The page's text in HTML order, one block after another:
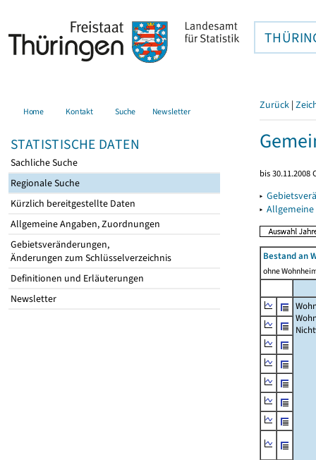
Home Kontakt Suche Newsletter
STATISTISCHE DATEN
Sachliche Suche
Regionale Suche
Kürzlich bereitgestellte Daten
Allgemeine Angaben, Zuordnungen
Gebietsveränderungen,
Änderungen zum Schlüsselverzeichnis
Definitionen und Erläuterungen
Newsletter
Zurück |
bis 30.11.2008
▸
▸
Bestand an
ohne